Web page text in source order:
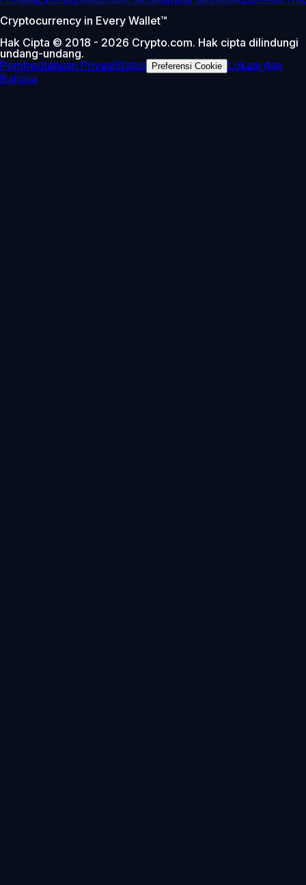
Cryptocurrency in Every Wallet™
Hak Cipta © 2018 - 2026 Crypto.com. Hak cipta dilindungi
undang-undang.
Pemberitahuan PrivasiStatus Preferensi Cookie Lokasi dan
Bahasa